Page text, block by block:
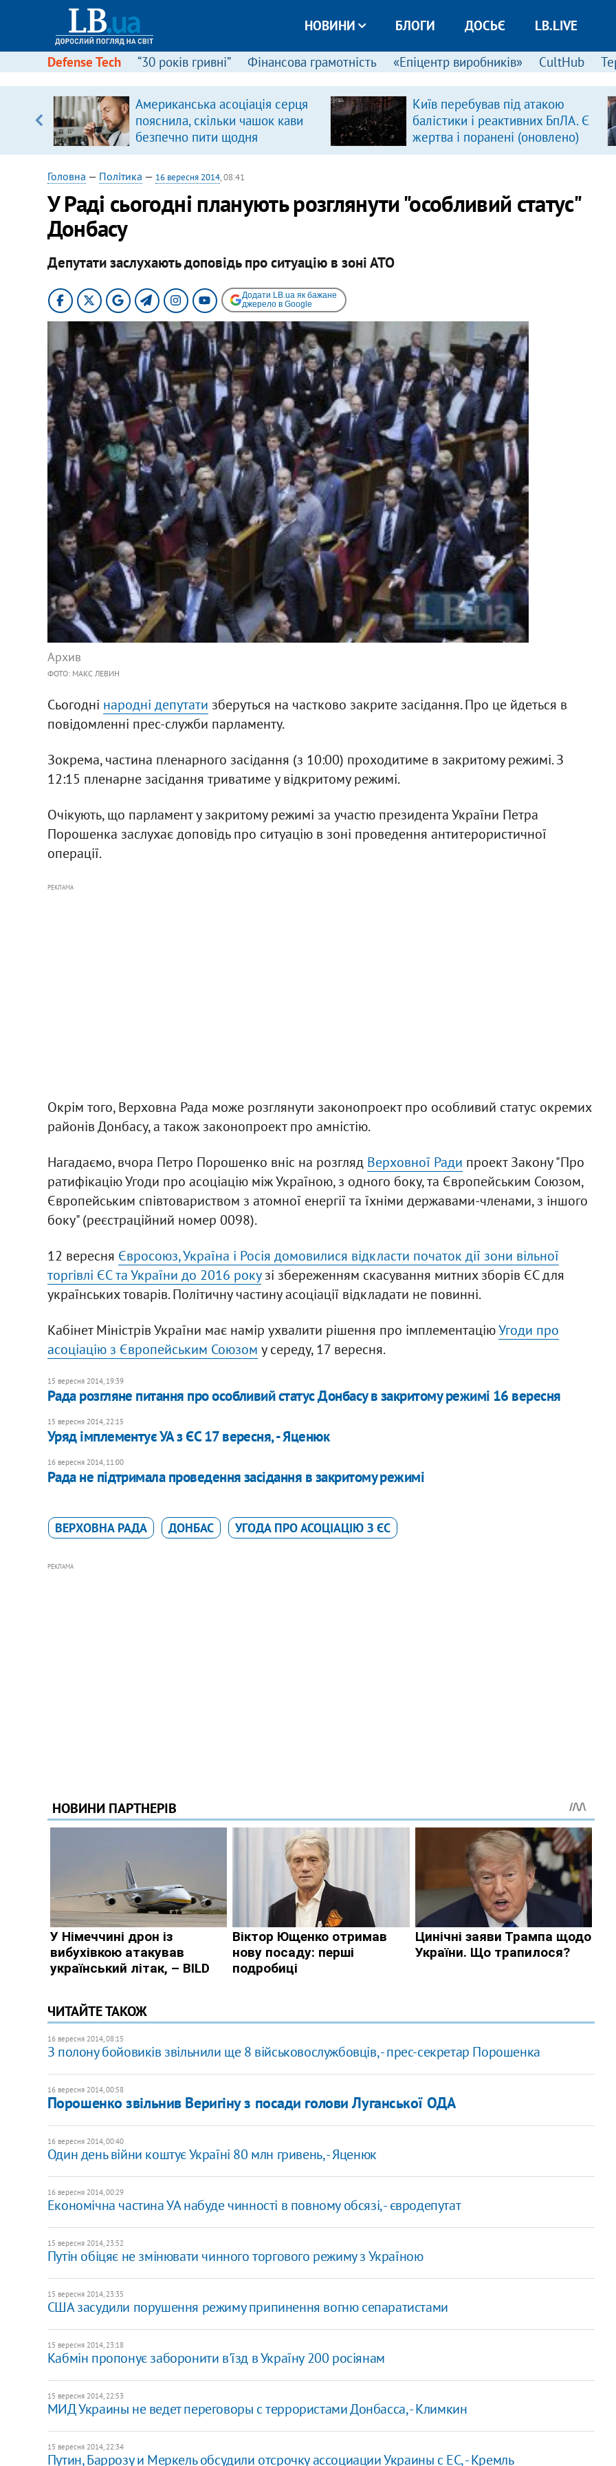
НОВИНИ БЛОГИ ДОСЬЄ LB.LIVE
Defense Tech “30 років гривні” Фінансова грамотність «Епіцентр виробників» CultHub
Американська асоціація серця
пояснила, скільки чашок кави
безпечно пити щодня
Київ перебував під атакою
балістики і реактивних БпЛА. Є
жертва і поранені (оновлено)
Головна — Політика — 16 вересня 2014, 08:41
У Раді сьогодні планують розглянути "особливий статус"
Донбасу
Депутати заслухають доповідь про ситуацію в зоні АТО
Додати LB.ua як бажане
джерело в Google
Архив
ФОТО: МАКС ЛЕВИН
Сьогодні народні депутати зберуться на частково закрите засідання. Про це йдеться в
повідомленні прес-служби парламенту.
Зокрема, частина пленарного засідання (з 10:00) проходитиме в закритому режимі. З
12:15 пленарне засідання триватиме у відкритому режимі.
Очікують, що парламент у закритому режимі за участю президента України Петра
Порошенка заслухає доповідь про ситуацію в зоні проведення антитерористичної
операції.
РЕКЛАМА
Окрім того, Верховна Рада може розглянути законопроект про особливий статус окремих
районів Донбасу, а також законопроект про амністію.
Нагадаємо, вчора Петро Порошенко вніс на розгляд Верховної Ради проект Закону "Про
ратифікацію Угоди про асоціацію між Україною, з одного боку, та Європейським Союзом,
Європейським співтовариством з атомної енергії та їхніми державами-членами, з іншого
боку" (реєстраційний номер 0098).
12 вересня Євросоюз, Україна і Росія домовилися відкласти початок дії зони вільної
торгівлі ЄС та України до 2016 рокузі збереженням скасування митних зборів ЄС для
українських товарів. Політичну частину асоціації відкладати не повинні.
Кабінет Міністрів України має намір ухвалити рішення про імплементаціюУгоди про
асоціацію з Європейським Союзом у середу, 17 вересня.
15 вересня 2014, 19:39
Рада розгляне питання про особливий статус Донбасу в закритому режимі 16 вересня
15 вересня 2014, 22:15
Уряд імплементує УА з ЄС 17 вересня, - Яценюк
16 вересня 2014, 11:00
Рада не підтримала проведення засідання в закритому режимі
ВЕРХОВНА РАДА ДОНБАС УГОДА ПРО АСОЦІАЦІЮ З ЄС
РЕКЛАМА
ЧИТАЙТЕ ТАКОЖ
16 вересня 2014, 08:15
З полону бойовиків звільнили ще 8 військовослужбовців, - прес-секретар Порошенка
16 вересня 2014, 00:58
Порошенко звільнив Веригіну з посади голови Луганської ОДА
16 вересня 2014, 00:40
Один день війни коштує Україні 80 млн гривень, - Яценюк
16 вересня 2014, 00:29
Економічна частина УА набуде чинності в повному обсязі, - євродепутат
15 вересня 2014, 23:52
Путін обіцяє не змінювати чинного торгового режиму з Україною
15 вересня 2014, 23:35
США засудили порушення режиму припинення вогню сепаратистами
15 вересня 2014, 23:18
Кабмін пропонує заборонити в'їзд в Україну 200 росіянам
15 вересня 2014, 22:53
МИД Украины не ведет переговоры с террористами Донбасса, - Климкин
15 вересня 2014, 22:34
Путин, Баррозу и Меркель обсудили отсрочку ассоциации Украины с ЕС, - Кремль